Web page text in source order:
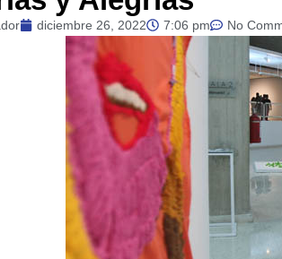
diciembre 26, 2022 7:06 pm No